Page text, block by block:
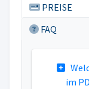
PREISE
FAQ
im